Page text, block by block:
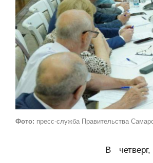
Фото: пресс-служба Правительства
В